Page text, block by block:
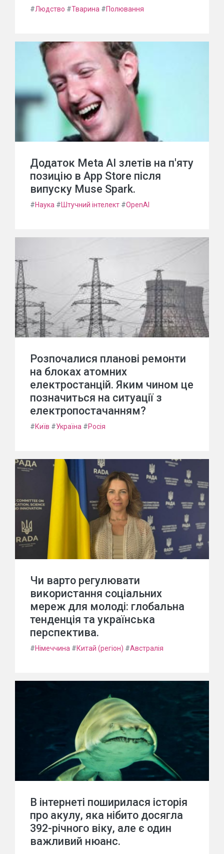
#Людство #Тварина #Полювання
Додаток Meta AI злетів на п'яту
позицію в App Store після
випуску Muse Spark.
#Наука #Штучний інтелект #OpenAI
Розпочалися планові ремонти
на блоках атомних
електростанцій. Яким чином це
позначиться на ситуації з
електропостачанням?
#Київ #Україна #Росія
Чи варто регулювати
використання соціальних
мереж для молоді: глобальна
тенденція та українська
перспектива.
#Німеччина #Китай (регіон) #Австралія
В інтернеті поширилася історія
про акулу, яка нібито досягла
392-річного віку, але є один
важливий нюанс.